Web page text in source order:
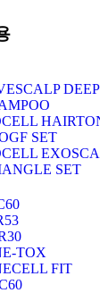
SET
SET
TOX
FIT